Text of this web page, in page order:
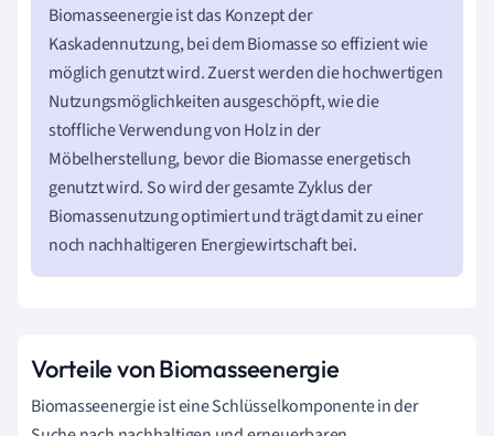
Biomasseenergie ist das Konzept der
Kaskadennutzung, bei dem Biomasse so effizient wie
möglich genutzt wird. Zuerst werden die hochwertigen
Nutzungsmöglichkeiten ausgeschöpft, wie die
stoffliche Verwendung von Holz in der
Möbelherstellung, bevor die Biomasse energetisch
genutzt wird. So wird der gesamte Zyklus der
Biomassenutzung optimiert und trägt damit zu einer
noch nachhaltigeren Energiewirtschaft bei.
Vorteile von Biomasseenergie
Biomasseenergie ist eine Schlüsselkomponente in der